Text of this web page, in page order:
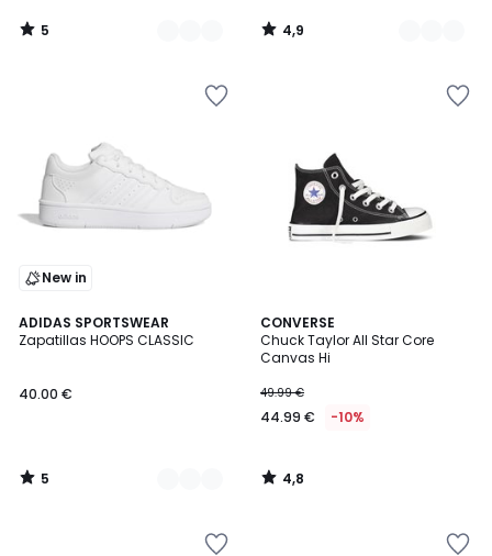
5
/
4,9
/
New in
ADIDAS SPORTSWEAR
Zapatillas HOOPS CLASSIC
40.00 €
5
/
2
Colores
5
/
CONVERSE
Chuck Taylor All Star Core
Canvas Hi
49.99 €
44.99 € -10%
4,8
/ 5
4,8
/